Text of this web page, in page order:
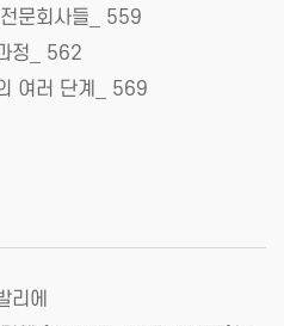
문회사들_ 559
정_ 562
여러 단계_ 569
리에